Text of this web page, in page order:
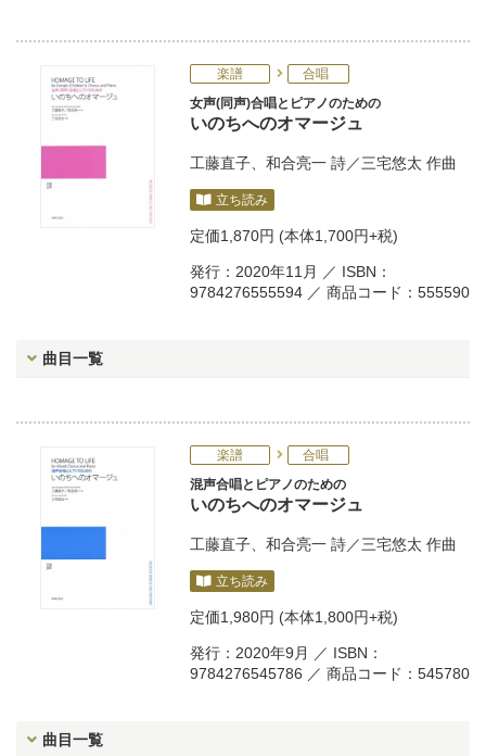
楽譜
合唱
女声(同声)合唱とピアノのための
いのちへのオマージュ
工藤直子 和合亮一 詩／三宅悠太 作曲
立ち読み
定価1,870円 (本体1,700円+税)
発行：2020年11月 ／ ISBN：
9784276555594 ／ 商品コード：555590
曲目一覧
楽譜
合唱
混声合唱とピアノのための
いのちへのオマージュ
工藤直子 和合亮一 詩／三宅悠太 作曲
立ち読み
定価1,980円 (本体1,800円+税)
発行：2020年9月 ／ ISBN：
9784276545786 ／ 商品コード：545780
曲目一覧